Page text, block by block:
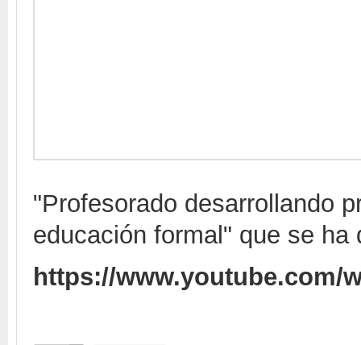
"Profesorado desarrollando
educación formal" que se
https://www.youtube.com/